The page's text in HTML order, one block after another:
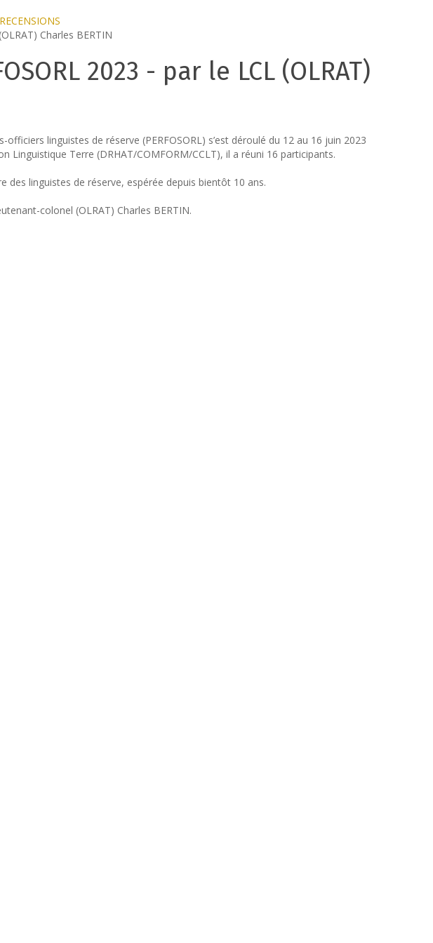
Charles BERTIN
2023 - par le LCL (OLRAT)
linguistes de réserve (PERFOSORL) s’est déroulé du 12 au 16 juin 2023
Linguistique Terre (DRHAT/COMFORM/CCLT), il a réuni 16 participants.
des linguistes de réserve, espérée depuis bientôt 10 ans.
colonel (OLRAT) Charles BERTIN.